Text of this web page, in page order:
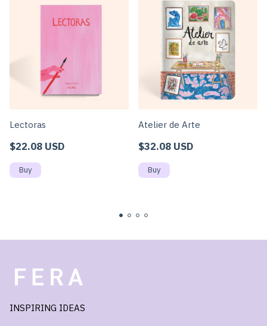
Lectoras
$22.08 USD
Atelier de Arte
$32.08 USD
INSPIRING IDEAS